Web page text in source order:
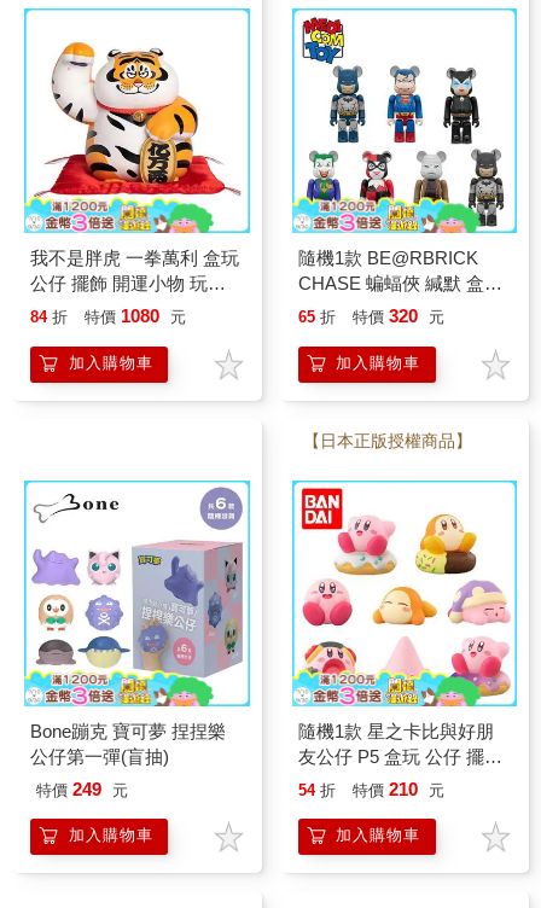
我不是胖虎 一拳萬利 盒玩
公仔 擺飾 開運小物 玩樂
主義 FUNISM
84 折 特價 1080 元
加入購物車
隨機1款 BE@RBRICK
CHASE 蝙蝠俠 緘默 盒玩
公仔 擺飾 庫柏力克熊 積
65 折 特價 320 元
加入購物車
Bone蹦克 寶可夢 捏捏樂
公仔第一彈(盲抽)
特價 249 元
加入購物車
【日本正版授權商品】
隨機1款 星之卡比與好朋
友公仔 P5 盒玩 公仔 擺飾
好朋友系列 卡比之星 瓦豆
54 折 特價 210 元
加入購物車